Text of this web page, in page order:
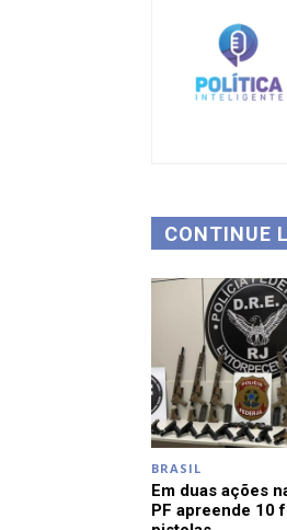
CONTINUE
BRASIL
Em duas ações
PF apreende 10